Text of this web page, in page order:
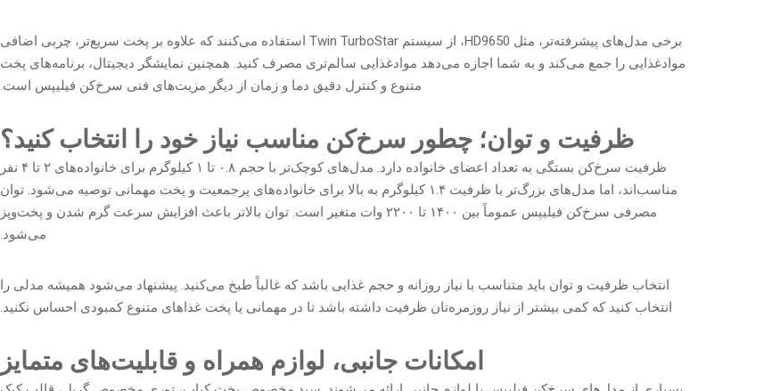
برخی مدل‌های پیشرفته‌تر، مثل HD9650، از سیستم Twin TurboStar استفاده می‌کنند که علاوه بر پخت سریع‌تر، چربی اضافی
موادغذایی را جمع می‌کند و به شما اجازه می‌دهد موادغذایی سالم‌تری مصرف کنید. همچنین نمایشگر دیجیتال، برنامه‌های پخت
متنوع و کنترل دقیق دما و زمان از دیگر مزیت‌های فنی سرخ‌کن فیلیپس است.
ظرفیت و توان؛ چطور سرخ‌کن مناسب نیاز خود را انتخاب کنید؟
ظرفیت سرخ‌کن بستگی به تعداد اعضای خانواده دارد. مدل‌های کوچک‌تر با حجم ۰.۸ تا ۱ کیلوگرم برای خانواده‌های ۲ تا ۴ نفر
مناسب‌اند، اما مدل‌های بزرگ‌تر با ظرفیت ۱.۴ کیلوگرم به بالا برای خانواده‌های پرجمعیت و پخت مهمانی توصیه می‌شود. توان
مصرفی سرخ‌کن فیلیپس عموماً بین ۱۴۰۰ تا ۲۲۰۰ وات متغیر است. توان بالاتر باعث افزایش سرعت گرم شدن و پخت‌وپز
می‌شود.
انتخاب ظرفیت و توان باید متناسب با نیاز روزانه و حجم غذایی باشد که غالباً طبخ می‌کنید. پیشنهاد می‌شود همیشه مدلی را
انتخاب کنید که کمی بیشتر از نیاز روزمره‌‌تان ظرفیت داشته باشد تا در مهمانی یا پخت غذاهای متنوع کمبودی احساس نکنید.
امکانات جانبی، لوازم همراه و قابلیت‌های متمایز